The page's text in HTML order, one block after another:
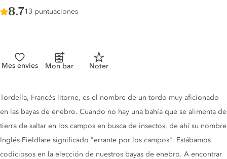
Score :
8.7/ 10
13 puntuaciones
Mes envies Mon bar Noter
Gin description
Tordella, Francés litorne, es el nombre de un tordo muy aficionado
en las bayas de enebro. Cuando no hay una bahía que se alimenta de
tierra de saltar en los campos en busca de insectos, de ahí su nombre
Inglés Fieldfare significado "errante por los campos". Estábamos
codiciosos en la elección de nuestros bayas de enebro. A encontrar